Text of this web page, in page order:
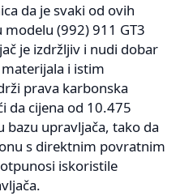
da je svaki od ovih
(992) 911 GT3
je izdržljiv i nudi dobar
i istim
prava karbonska
da cijena od 10.475
upravljača, tako da
s direktnim povratnim
iskoristile